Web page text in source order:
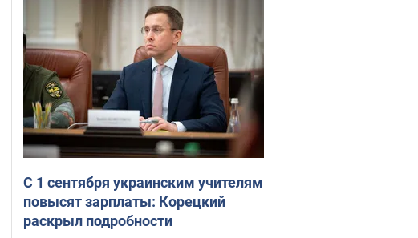
С 1 сентября украинским учителям
повысят зарплаты: Корецкий
раскрыл подробности